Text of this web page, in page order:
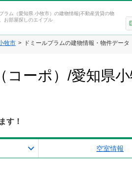
ラム（愛知県 小牧市）の建物情報|不動産賃貸の物
お部屋探しのエイブル
牧市 ドミールプラムの建物情報・物件データ
コーポ）/愛知県
す！
空室情報